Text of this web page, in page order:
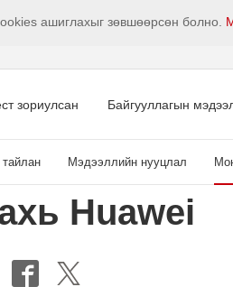
ашиглахыг зөвшөөрсөн болно.
зориулсан Байгууллагын
Мэдээллийн нууцлал
Huawei